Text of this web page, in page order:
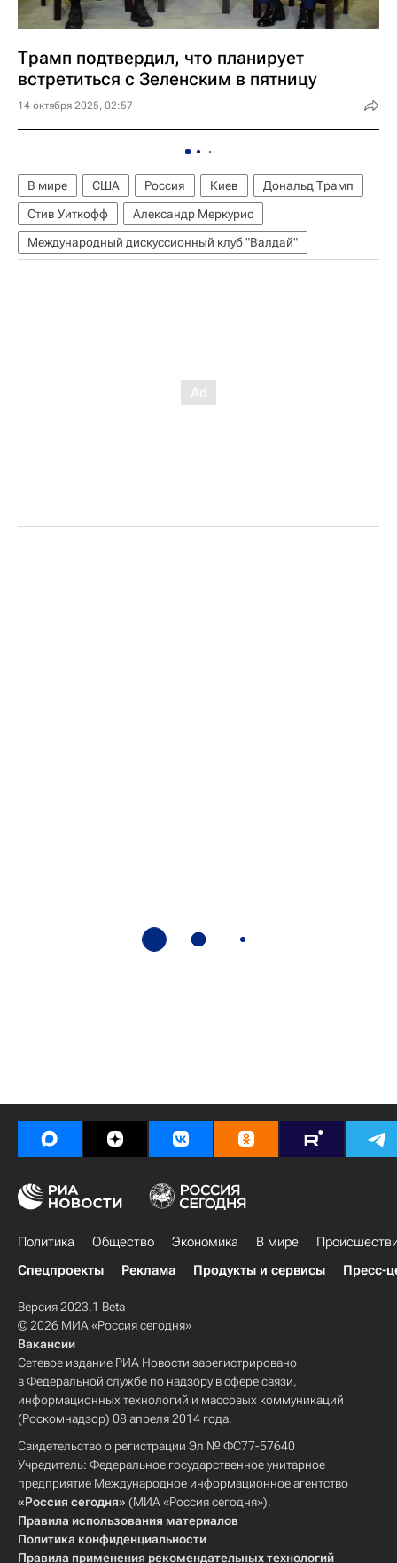
Трамп подтвердил, что планирует
встретиться с Зеленским в пятницу
14 октября 2025, 02:57
В мире США Россия Киев
Дональд Трамп
Стив Уиткофф
Александр Меркурис
Международный дискуссионный клуб "Валдай"
Политика Общество Экономика В мире
Спецпроекты
Реклама Продукты и сервисы Пресс-
Версия 2023.1 Beta
© 2026 МИА «Россия сегодня»
Вакансии
Сетевое издание РИА Новости зарегистрировано
в Федеральной службе по надзору в сфере связи,
информационных технологий и массовых коммуникаций
(Роскомнадзор) 08 апреля 2014 года.
Свидетельство о регистрации Эл № ФС77-57640
Учредитель: Федеральное государственное унитарное
предприятие Международное информационное агентство
«Россия сегодня» (МИА «Россия сегодня»).
Правила использования материалов
Политика конфиденциальности
Правила применения рекомендательных технологий